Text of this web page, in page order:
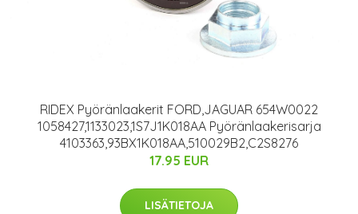
RIDEX Pyöränlaakerit FORD,JAGUAR 654W0022
1058427,1133023,1S7J1K018AA Pyöränlaakerisarja
4103363,93BX1K018AA,510029B2,C2S8276
17.95 EUR
LISÄTIETOJA